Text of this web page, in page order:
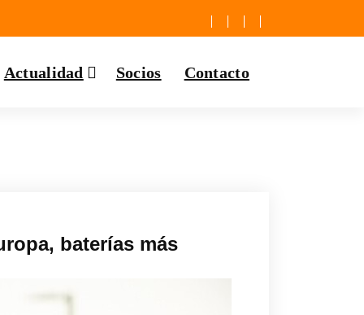
Actualidad Socios Contacto
baterías más